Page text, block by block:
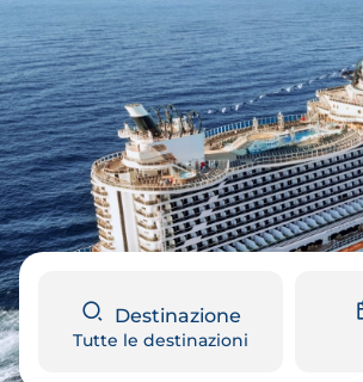
Destinazione
Tutte le destinazioni